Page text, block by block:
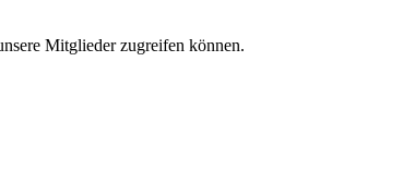
Mitglieder zugreifen können.